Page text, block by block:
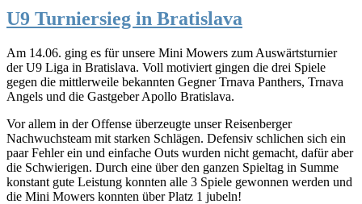
U9 Turniersieg in Bratislava
Am 14.06. ging es für unsere Mini Mowers zum Auswärtsturnier
der U9 Liga in Bratislava. Voll motiviert gingen die drei Spiele
gegen die mittlerweile bekannten Gegner Trnava Panthers, Trnava
Angels und die Gastgeber Apollo Bratislava.
Vor allem in der Offense überzeugte unser Reisenberger
Nachwuchsteam mit starken Schlägen. Defensiv schlichen sich ein
paar Fehler ein und einfache Outs wurden nicht gemacht, dafür aber
die Schwierigen. Durch eine über den ganzen Spieltag in Summe
konstant gute Leistung konnten alle 3 Spiele gewonnen werden und
die Mini Mowers konnten über Platz 1 jubeln!